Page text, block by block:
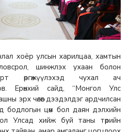
хоёр улсын харилцаа, хамтын
шинжлэх ухаан болон
өргөжүүлэхэд чухал ач
Ерөнхий сайд, “Монгол Улс
эрх чөлөөг дээдэлдэг ардчилсан
бодлогын цөм бол даян дэлхийн
Улсад хийж буй таны төрийн